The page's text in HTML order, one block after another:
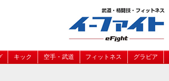
キック 空手・武道 フィットネス グラビア